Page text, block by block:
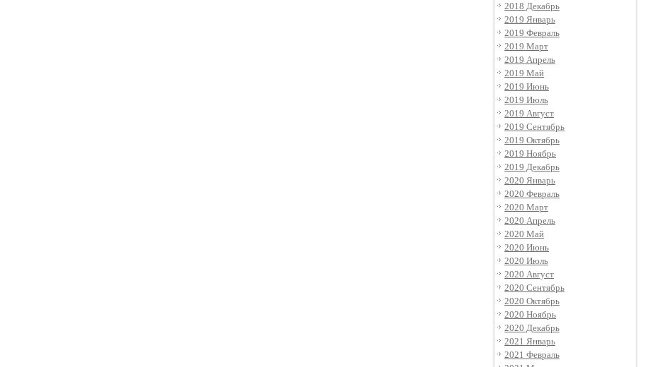
2018 Декабрь
2019 Январь
2019 Февраль
2019 Март
2019 Апрель
2019 Май
2019 Июнь
2019 Июль
2019 Август
2019 Сентябрь
2019 Октябрь
2019 Ноябрь
2019 Декабрь
2020 Январь
2020 Февраль
2020 Март
2020 Апрель
2020 Май
2020 Июнь
2020 Июль
2020 Август
2020 Сентябрь
2020 Октябрь
2020 Ноябрь
2020 Декабрь
2021 Январь
2021 Февраль